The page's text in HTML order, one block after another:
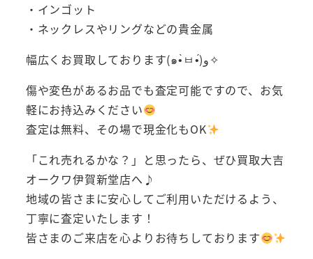
・インゴット
・ネックレスやリングなどの貴金属
幅広くお買取しております(๑•̀ㅂ•́)و✧
傷や変色があるお品でも査定可能ですので、お気
軽にお持込みください
査定は無料、その場で現金化もOK
「これ売れるかな？」と思ったら、ぜひ買取大吉
オークワ伊賀新堂店へ♪
地域の皆さまに安心してご利用いただけるよう、
丁寧に査定いたします！
皆さまのご来店を心よりお待ちしております